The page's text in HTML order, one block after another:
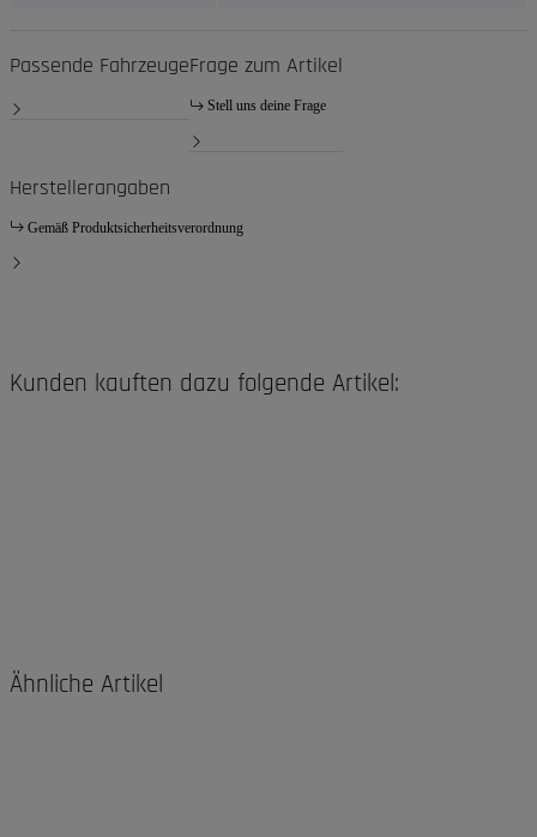
Passende FahrzeugeFrage zum Artikel
Stell uns deine Frage
Herstellerangaben
Gemäß Produktsicherheitsverordnung
Kunden kauften dazu folgende Artikel:
Ähnliche Artikel